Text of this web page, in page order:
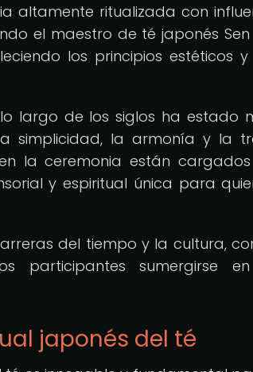
altamente ritualizada con
el maestro de té japonés
los principios estéticos
largo de los siglos ha estado
simplicidad, la armonía y la
la ceremonia están
y espiritual única para
del tiempo y la cultura,
participantes sumergirse
japonés del té